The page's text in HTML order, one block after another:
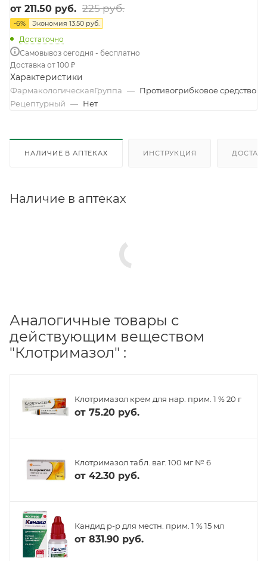
от 211.50 руб. 225 руб.
-6% Экономия 13.50 руб.
Достаточно
Самовывоз сегодня - бесплатно
Доставка от 100 ₽
Характеристики
ФармакологическаяГруппа — Противогрибковое средство
Рецептурный — Нет
НАЛИЧИЕ В АПТЕКАХ ИНСТРУКЦИЯ
Наличие в аптеках
Аналогичные товары с
действующим веществом
"Клотримазол" :
Клотримазол крем для нар. прим. 1 % 20 г
от 75.20 руб.
Клотримазол табл. ваг. 100 мг № 6
от 42.30 руб.
Кандид р-р для местн. прим. 1 % 15 мл
от 831.90 руб.